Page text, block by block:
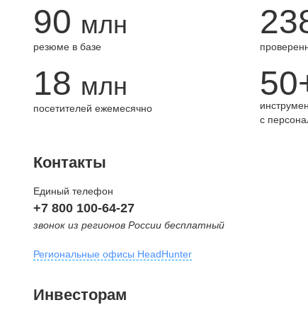
90 млн
резюме в базе
18 млн
посетителей ежемесячно
с
Контакты
Единый телефон
+7 800 100-64-27
звонок из регионов России бесплатный
Региональные офисы HeadHunter
внутригородская территория
Инвесторам